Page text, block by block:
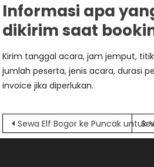
Informasi apa
dikirim saat
Kirim tanggal acara, jam jemput,
jumlah peserta, jenis acara, durasi
invoice jika diperlukan.
Navigasi
Sewa Elf Bogor ke Puncak untuk